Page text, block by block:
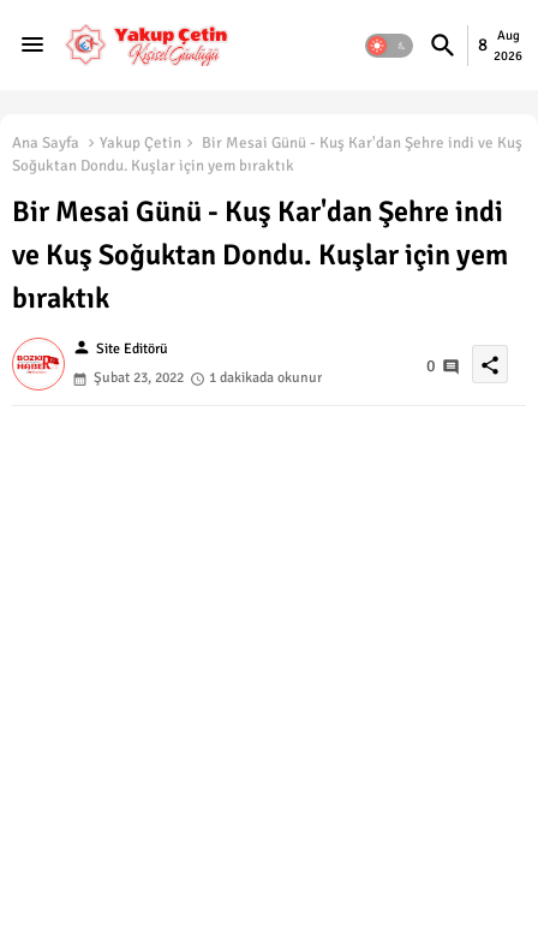
8
Aug
2026
Ana Sayfa Yakup Çetin
Bir Mesai Günü - Kuş Kar'dan Şehre indi ve Kuş
Soğuktan Dondu. Kuşlar için yem bıraktık
Bir Mesai Günü - Kuş Kar'dan Şehre indi
ve Kuş Soğuktan Dondu. Kuşlar için yem
bıraktık
person Site Editörü
Şubat 23, 2022
1 dakikada okunur
0 share